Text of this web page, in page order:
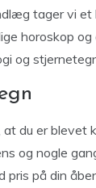
tager vi
horoskop
og
du er blevet
og nogle
på din